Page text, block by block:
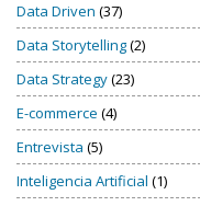
Data Driven (37)
Data Storytelling(2)
Data Strategy(23)
E-commerce (4)
Entrevista (5)
Inteligencia Artificial (1)